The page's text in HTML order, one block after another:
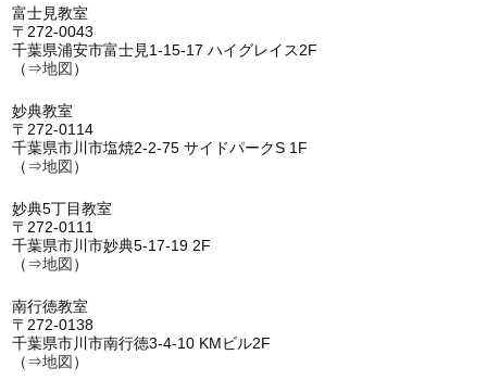
富士見教室
〒272-0043
千葉県浦安市富士見1-15-17 ハイグレイス2F
（⇒地図 ）
妙典教室
〒272-0114
千葉県市川市塩焼2-2-75 サイドパークS 1F
（⇒地図 ）
妙典5丁目教室
〒272-0111
千葉県市川市妙典5-17-19 2F
（⇒地図 ）
南行徳教室
〒272-0138
千葉県市川市南行徳3-4-10 KMビル2F
（⇒地図 ）